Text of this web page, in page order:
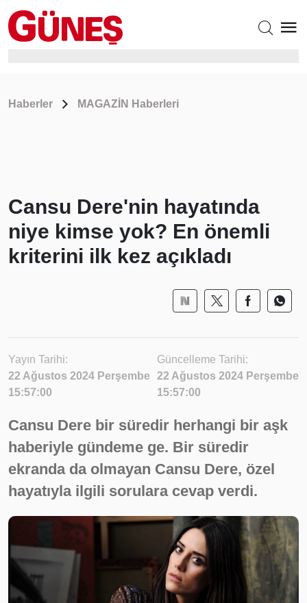
Haberler MAGAZİN Haberleri
Cansu Dere'nin hayatında
niye kimse yok? En önemli
kriterini ilk kez açıkladı
Yayın Tarihi:
22 Ağustos 2024 Perşembe
15:57:00
Güncelleme Tarihi:
22 Ağustos 2024 Perşembe
15:57:00
Cansu Dere bir süredir herhangi bir aşk
haberiyle gündeme ge. Bir süredir
ekranda da olmayan Cansu Dere, özel
hayatıyla ilgili sorulara cevap verdi.